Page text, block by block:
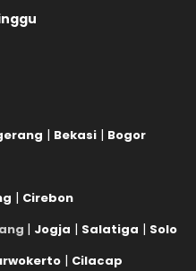
| Bekasi | Bogor
| Cirebon
| Jogja | Salatiga | Solo
| Cilacap